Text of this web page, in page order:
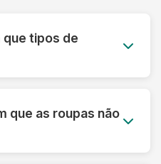
tipos de
Cada material
que as roupas não